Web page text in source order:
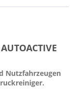
Nutzfahrzeugen